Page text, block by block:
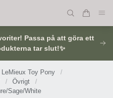
Passa på att göra ett
tar slut!✨
LeMieux Toy Pony
/
/ Övrigt
/
Sage/White